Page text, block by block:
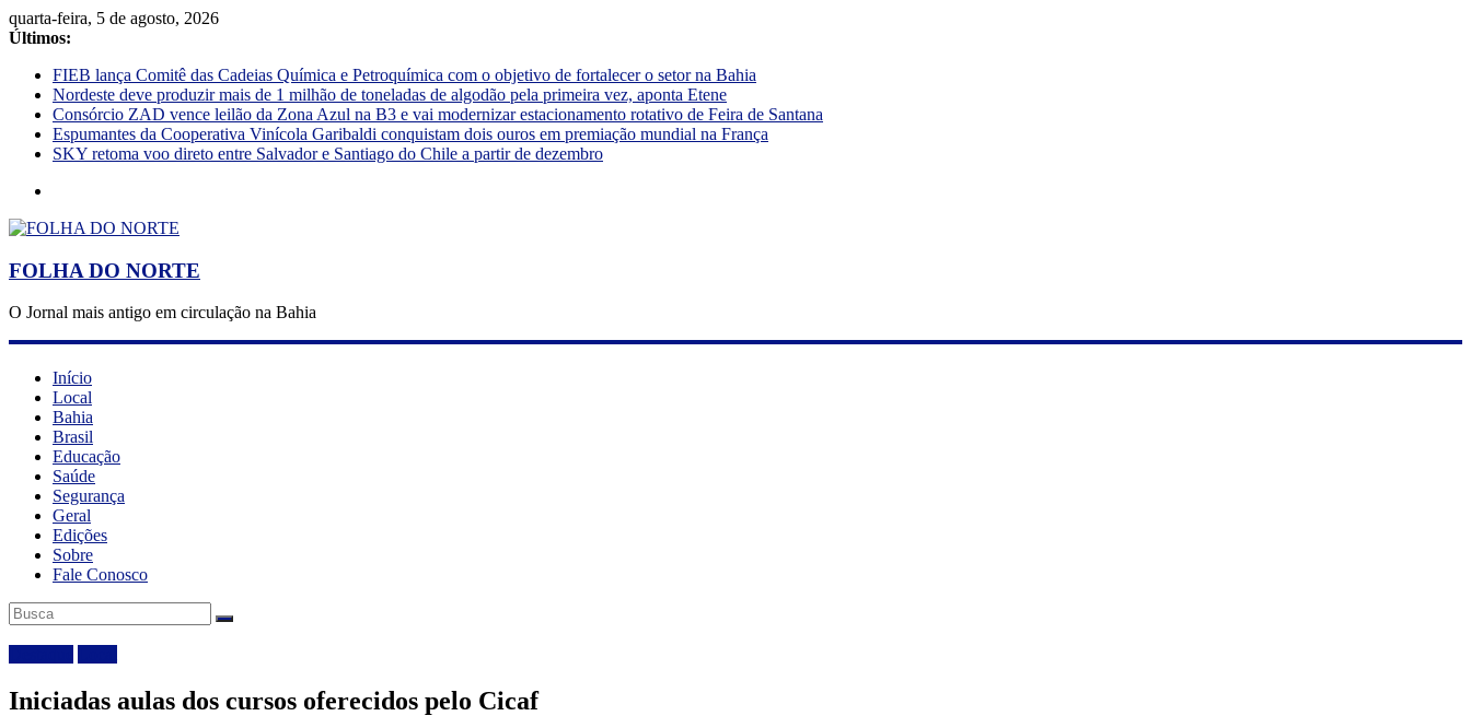
quarta-feira, 5 de agosto, 2026
Últimos:
FIEB lança Comitê das Cadeias Química e Petroquímica com o objetivo de fortalecer o setor na Bahia
Nordeste deve produzir mais de 1 milhão de toneladas de algodão pela primeira vez, aponta Etene
Consórcio ZAD vence leilão da Zona Azul na B3 e vai modernizar estacionamento rotativo de Feira de Santana
Espumantes da Cooperativa Vinícola Garibaldi conquistam dois ouros em premiação mundial na França
SKY retoma voo direto entre Salvador e Santiago do Chile a partir de dezembro
FOLHA DO NORTE
O Jornal mais antigo em circulação na Bahia
Início
Local
Bahia
Brasil
Educação
Saúde
Segurança
Geral
Edições
Sobre
Fale Conosco
Iniciadas aulas dos cursos oferecidos pelo Cicaf